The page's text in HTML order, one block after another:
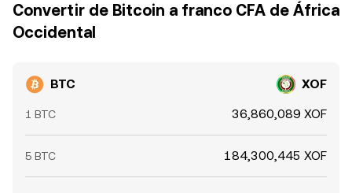
Convertir de Bitcoin a franco CFA de África
Occidental
BTC XOF
1 BTC 36,860,089 XOF
5 BTC 184,300,445 XOF